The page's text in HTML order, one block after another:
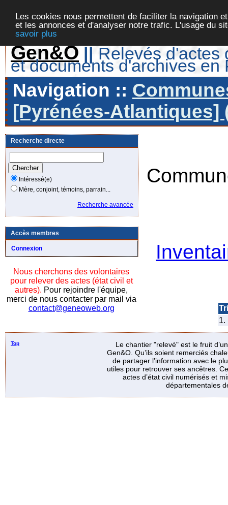
Les cookies nous permettent de faciliter la navigation
et les annonces et d'analyser notre trafic. L'usage du
savoir plus
Gen&O || Relevés d'actes
et documents d'archives en
Navigation ::
[Pyrénées-Atlantiques]
Recherche directe
Intéressé(e)
Mère, conjoint, témoins, parrain...
Recherche avancée
Accès membres
Connexion
Nous cherchons des volontaires
pour relever des actes (état civil et
autres). Pour rejoindre l'équipe,
merci de nous contacter par mail via
contact@geneoweb.org
1.
Top
Le chantier "relevé" est le fruit
Gen&O. Qu’ils soient remerciés
de partager l’information avec le
utiles pour retrouver ses ancêtres.
actes d’état civil numérisés et
départementales